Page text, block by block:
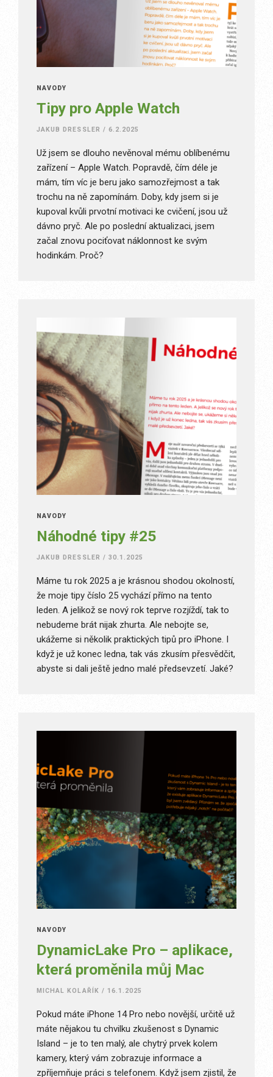
NÁVODY
Tipy pro Apple Watch
JAKUB DRESSLER / 6.2.2025
Už jsem se dlouho nevěnoval mému oblíbenému
zařízení – Apple Watch. Popravdě, čím déle je
mám, tím víc je beru jako samozřejmost a tak
trochu na ně zapomínám. Doby, kdy jsem si je
kupoval kvůli prvotní motivaci ke cvičení, jsou už
dávno pryč. Ale po poslední aktualizaci, jsem
začal znovu pociťovat náklonnost ke svým
hodinkám. Proč?
NÁVODY
Náhodné tipy #25
JAKUB DRESSLER / 30.1.2025
Máme tu rok 2025 a je krásnou shodou okolností,
že moje tipy číslo 25 vychází přímo na tento
leden. A jelikož se nový rok teprve rozjíždí, tak to
nebudeme brát nijak zhurta. Ale nebojte se,
ukážeme si několik praktických tipů pro iPhone. I
když je už konec ledna, tak vás zkusím přesvědčit,
abyste si dali ještě jedno malé předsevzetí. Jaké?
NÁVODY
DynamicLake Pro – aplikace,
která proměnila můj Mac
MICHAL KOLAŘÍK / 16.1.2025
Pokud máte iPhone 14 Pro nebo novější, určitě už
máte nějakou tu chvilku zkušenost s Dynamic
Island – je to ten malý, ale chytrý prvek kolem
kamery, který vám zobrazuje informace a
zpříjemňuje práci s telefonem. Když jsem zjistil, že